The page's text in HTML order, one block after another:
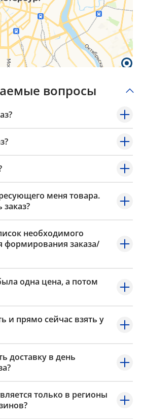
вопросы
меня товара.
необходимого
формирования заказа/
одна цена, а потом
и прямо сейчас взять у
доставку в день
только в регионы